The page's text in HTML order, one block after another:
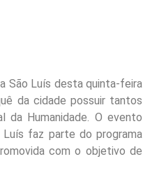
São Luís desta quinta-feira
da cidade possuir tantos
Humanidade. O evento
faz parte do programa
com o objetivo de